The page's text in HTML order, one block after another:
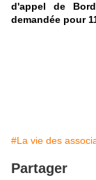
d'appel de
demandée pour
#La vie des
Partager